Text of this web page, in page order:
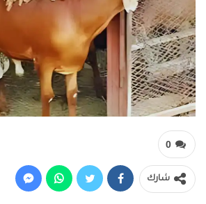
0
شارك